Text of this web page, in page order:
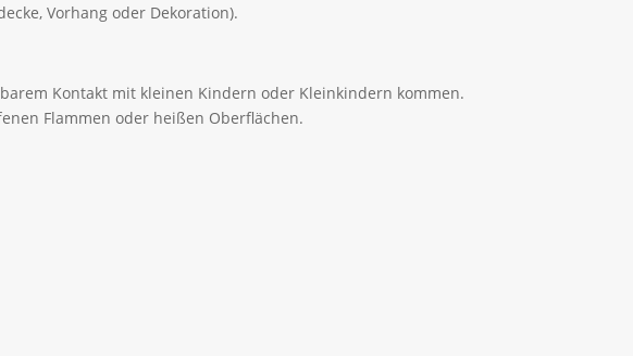
Vorhang oder Dekoration).
Kontakt mit kleinen Kindern oder Kleinkindern kommen.
Flammen oder heißen Oberflächen.